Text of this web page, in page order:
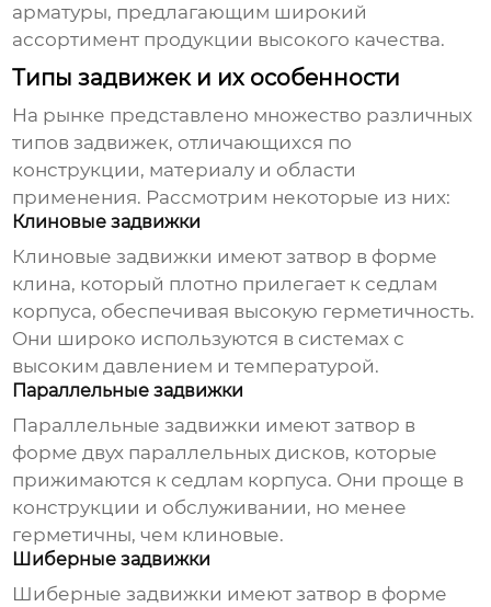
арматуры, предлагающим широкий
ассортимент продукции высокого качества.
Типы задвижек и их особенности
На рынке представлено множество различных
типов задвижек, отличающихся по
конструкции, материалу и области
применения. Рассмотрим некоторые из них:
Клиновые задвижки
Клиновые задвижки имеют затвор в форме
клина, который плотно прилегает к седлам
корпуса, обеспечивая высокую герметичность.
Они широко используются в системах с
высоким давлением и температурой.
Параллельные задвижки
Параллельные задвижки имеют затвор в
форме двух параллельных дисков, которые
прижимаются к седлам корпуса. Они проще в
конструкции и обслуживании, но менее
герметичны, чем клиновые.
Шиберные задвижки
Шиберные задвижки имеют затвор в форме